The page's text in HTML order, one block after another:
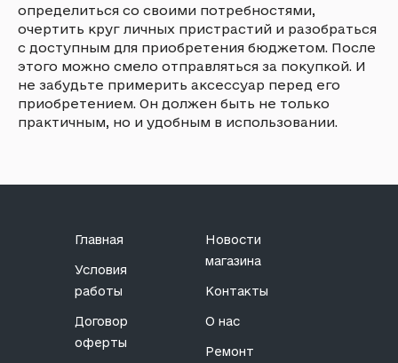
определиться со своими потребностями,
очертить круг личных пристрастий и разобраться
с доступным для приобретения бюджетом. После
этого можно смело отправляться за покупкой. И
не забудьте примерить аксессуар перед его
приобретением. Он должен быть не только
практичным, но и удобным в использовании.
Главная
Условия
работы
Договор
оферты
Новости
магазина
Контакты
О нас
Ремонт